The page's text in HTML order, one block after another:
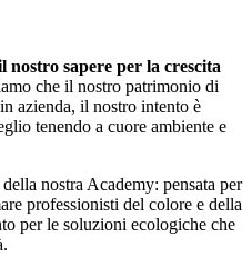
sapere per la crescita
che il nostro patrimonio di
azienda, il nostro intento è
tenendo a cuore ambiente e
nostra Academy: pensata per
professionisti del colore e della
per le soluzioni ecologiche che